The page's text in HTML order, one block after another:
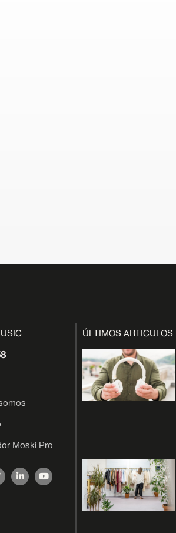
Moski Pro
ÚLTIMOS ARTICULOS